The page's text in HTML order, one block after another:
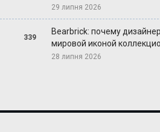
29 липня 2026
339
Bearbrick: почему
мировой иконой
28 липня 2026